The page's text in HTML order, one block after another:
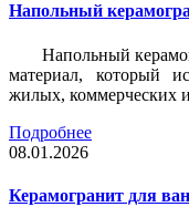
Напольный
Напольный
материал, который
жилых, коммерческих
Подробнее
08.01.2026
Керамогранит для